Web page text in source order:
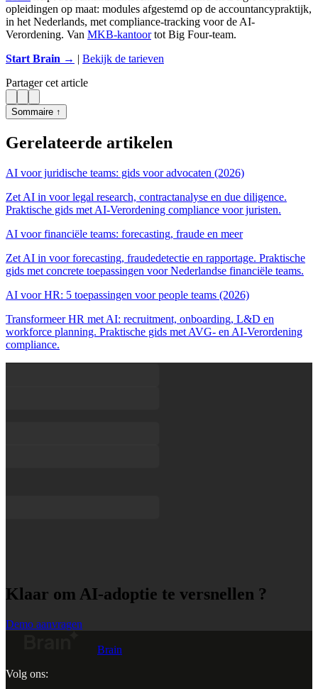
opleidingen op maat: modules afgestemd op de accountancypraktijk,
in het Nederlands, met compliance-tracking voor de AI-
Verordening. Van MKB-kantoortot Big Four-team.
Start Brain → | Bekijk de tarieven
Partager cet article
Sommaire ↑
Gerelateerde artikelen
AI voor juridische teams: gids voor advocaten (2026)
Zet AI in voor legal research, contractanalyse en due diligence.
Praktische gids met AI-Verordening compliance voor juristen.
AI voor financiële teams: forecasting, fraude en meer
Zet AI in voor forecasting, fraudedetectie en rapportage. Praktische
gids met concrete toepassingen voor Nederlandse financiële teams.
AI voor HR: 5 toepassingen voor people teams (2026)
Transformeer HR met AI: recruitment, onboarding, L&D en
workforce planning. Praktische gids met AVG- en AI-Verordening
compliance.
Klaar om AI-adoptie te versnellen ?
Demo aanvragen
Brain
Volg ons: